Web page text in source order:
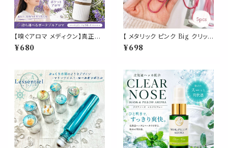
【嗅ぐアロマ メディクン】真正ラ
ベンダー｜おやすみ前 リラック
ス 上品 フローラル ハーブ 香り
帯 日本製 男性 女性 誕生日 ギ
フト プレゼント
¥680
【 メタリック ピンク Big クリップ
】5個入 強い 大きい ペーパー
新聞 雑誌 名刺 資料 サイズ 50
社 筆記用具 事務 用品 文具 雑
貨 おしゃれ かわいい デスク ア
イテム
¥698